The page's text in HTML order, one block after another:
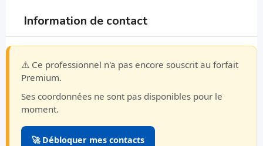
Information de contact
⚠️ Ce professionnel n'a pas encore souscrit au forfait
Premium.
Ses coordonnées ne sont pas disponibles pour le
moment.
🚀 Débloquer mes contacts